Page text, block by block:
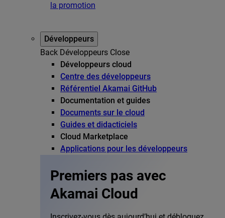
la promotion
Développeurs
Back Développeurs Close
Développeurs cloud
Centre des développeurs
Référentiel Akamai GitHub
Documentation et guides
Documents sur le cloud
Guides et didacticiels
Cloud Marketplace
Applications pour les développeurs
Premiers pas avec
Akamai Cloud